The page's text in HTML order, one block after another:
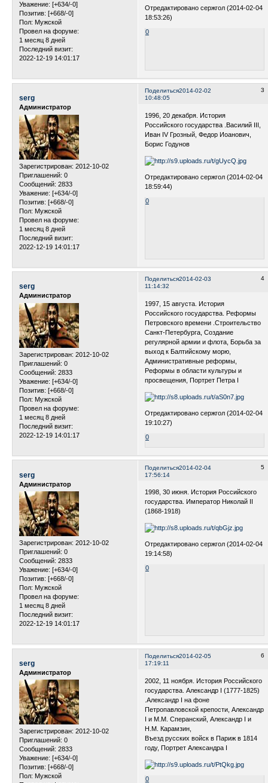
Уважение: [+634/-0]
Позитив: [+668/-0]
Пол: Мужской
Провел на форуме:
1 месяц 8 дней
Последний визит:
2022-12-19 14:01:17
Отредактировано сержгол (2014-02-04
18:53:26)
0
Поделиться 3
2014-02-02
10:48:05
serg
Администратор
Зарегистрирован: 2012-10-02
Приглашений: 0
Сообщений: 2833
Уважение: [+634/-0]
Позитив: [+668/-0]
Пол: Мужской
Провел на форуме:
1 месяц 8 дней
Последний визит:
2022-12-19 14:01:17
1996, 20 декабря. История
Российского государства .Василий III,
Иван IV Грозный, Федор Иоанович,
Борис Годунов
Отредактировано сержгол (2014-02-04
18:59:44)
0
Поделиться 4
2014-02-03
11:14:32
serg
Администратор
Зарегистрирован: 2012-10-02
Приглашений: 0
Сообщений: 2833
Уважение: [+634/-0]
Позитив: [+668/-0]
Пол: Мужской
Провел на форуме:
1 месяц 8 дней
Последний визит:
2022-12-19 14:01:17
1997, 15 августа. История
Российского государства. Реформы
Петровского времени .Строительство
Санкт-Петербурга, Создание
регулярной армии и флота, Борьба за
выход к Балтийскому морю,
Административные реформы,
Реформы в области культуры и
просвещения, Портрет Петра I
Отредактировано сержгол (2014-02-04
19:10:27)
0
Поделиться 5
2014-02-04
17:56:14
serg
Администратор
Зарегистрирован: 2012-10-02
Приглашений: 0
Сообщений: 2833
Уважение: [+634/-0]
Позитив: [+668/-0]
Пол: Мужской
Провел на форуме:
1 месяц 8 дней
Последний визит:
2022-12-19 14:01:17
1998, 30 июня. История Российского
государства. Император Николай II
(1868-1918)
Отредактировано сержгол (2014-02-04
19:14:58)
0
Поделиться 6
2014-02-05
17:19:11
serg
Администратор
Зарегистрирован: 2012-10-02
Приглашений: 0
Сообщений: 2833
Уважение: [+634/-0]
Позитив: [+668/-0]
Пол: Мужской
2002, 11 ноября. История Российского
государства. Александр I (1777-1825)
.Александр I на фоне
Петропавловской крепости, Александр
I и М.М. Сперанский, Александр I и
Н.М. Карамзин,
Въезд русских войск в Париж в 1814
году, Портрет Александра I
0